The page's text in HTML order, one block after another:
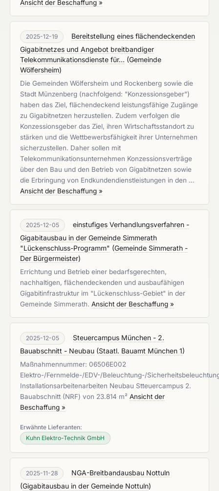
Ansicht der Beschaffung »
2025-12-19
Bereitstellung eines flächendeckenden
Gigabitnetzes und Angebot breitbandiger
Telekommunikationsdienste für... (Gemeinde
Wölfersheim)
Die Gemeinden Wölfersheim und Rockenberg sowie die
Stadt Münzenberg (nachfolgend: "Konzessionsgeber")
haben das Ziel, flächendeckend leistungsfähige Zugänge
zu Gigabitnetzen herzustellen. Zudem verfolgen die
Konzessionsgeber das Ziel, ihren Wirtschaftsstandort zu
stärken und die Wettbewerbsfähigkeit ihrer Unternehmen
sicherzustellen. Daher sollen mit
Telekommunikationsunternehmen Konzessionsverträge
über den Bau und den Betrieb von Gigabitnetzen sowie
die Erbringung von Endkundendienstleistungen in den …
Ansicht der Beschaffung »
2025-12-05
einstufiges Verhandlungsverfahren -
Gigabitausbau in der Gemeinde Simmerath
"Lückenschluss-Programm" (Gemeinde Simmerath -
Der Bürgermeister)
Errichtung und Betrieb einer bedarfsgerechten,
nachhaltigen, flächendeckenden und ausbaufähigen
Gigabitinfrastruktur im "Lückenschluss-Gebiet" in der
Gemeinde Simmerath. Ansicht der Beschaffung »
2025-12-05
Steuercampus München - 2.
Bauabschnitt - Neubau (Staatl. Bauamt München 1)
Maßnahmennummer: 06506E002
Elektro-/Fernmelde-/EDV-/Beleuchtung-/
Installationsarbeitenarbeiten Neubau Stteuercampus 2.
Bauabschnitt (NRF) von 23.814 m² Ansicht der
Beschaffung »
Erwähnte Lieferanten:
Kuhn Elektro-Technik GmbH
2025-11-28
NGA-Breitbandausbau Nottuln
(Gigabitausbau in der Gemeinde Nottuln)